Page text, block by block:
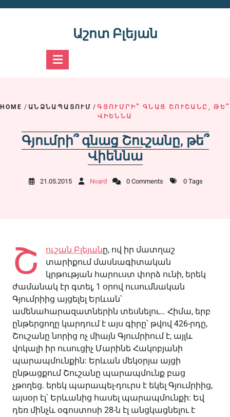
Աշոտ Բլեյան
HOME / ԱՆՁՆԱՊԱՏՈՒՄ /ԳՅՈՒՄՐԻ՞ ԳՆԱՑ ՇՈՒՇԱՆԸ, ԹԵ՞
ՎԻԵՆՆԱ
Գյումրի՞ գնաց Շուշանը, թե՞
Վիեննա
21.05.2015 Nvard 0 Comments 0 Tags
Շ ուշան Բլեյանը, ով իր մատղաշ
տարիքում մասնագիտական
կրթության հարուստ փորձ ունի, երեկ
ժամանակ էր գտել, 1 օրով ուսումնական
Գյումրիից այցելել Երևան՝
ամենահարազատներին տեսնելու… Հիմա, երբ
ընթերցողը կարդում է այս գիրը՝ թվով 426-րդը,
Շուշանը նորից ոչ միայն Գյումրիում է, այլև
վոկալի իր ուսուցիչ Մարինե Հակոբյանի
պարապմունքին: Երևան մեկօրյա այցի
ընթացքում Շուշանը պարապմունք բաց
չթողեց. երեկ պարապել-դուրս է եկել Գյումրիից,
այսօր էլ՝ Երևանից հասել պարապմունքի: Եվ
դեռ մինչև օգոստոսի 28-ն էլ անցկացնելու է